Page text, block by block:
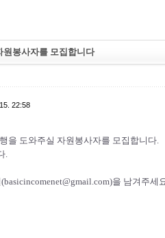
원봉사자를 모집합니다
22:58
을 도와주실 자원봉사자를 모집합니다.
.
을 남겨주세